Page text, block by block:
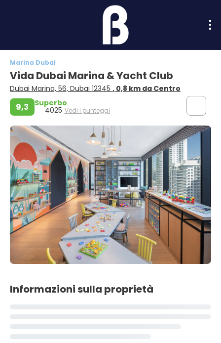
Marina Dubai
Vida Dubai Marina & Yacht Club
Dubai Marina, 56, Dubai 12345 , 0,8 km da Centro
9,3 Superbo
4025 Vedi i punteggi
Informazioni sulla proprietà